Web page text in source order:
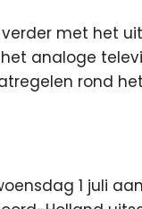
met het
analoge
rond
1 juli